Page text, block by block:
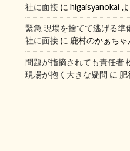
社に面接 に higaisyanokai
緊急 現場を捨てて逃げる準
社に面接 に 鹿村のかぁちゃ
問題が指摘されても責任者
現場が抱く大きな疑問 に 肥